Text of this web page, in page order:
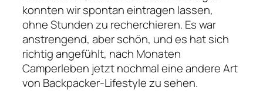
konnten wir spontan eintragen lassen,
ohne Stunden zu recherchieren. Es war
anstrengend, aber schön, und es hat sich
richtig angefühlt, nach Monaten
Camperleben jetzt nochmal eine andere Art
von Backpacker-Lifestyle zu sehen.